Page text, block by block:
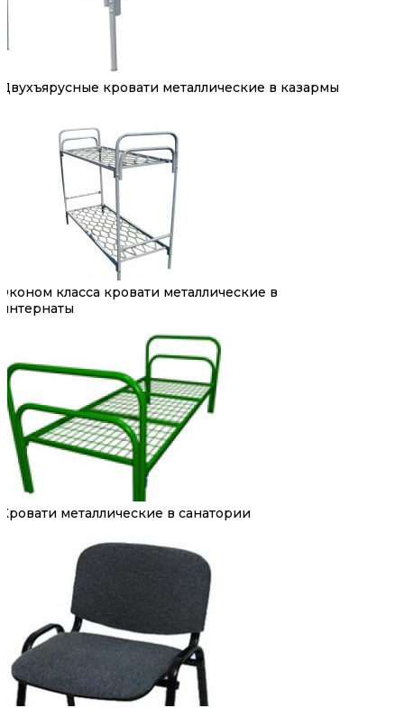
Двухъярусные кровати металлические в казармы
Эконом класса кровати металлические в
интернаты
Кровати металлические в санатории